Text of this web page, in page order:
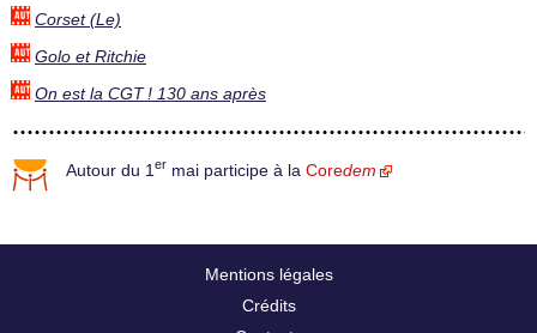
Corset (Le)
Golo et Ritchie
On est la CGT ! 130 ans après
Autour du 1 er mai participe à la Coredem
Mentions légales
Crédits